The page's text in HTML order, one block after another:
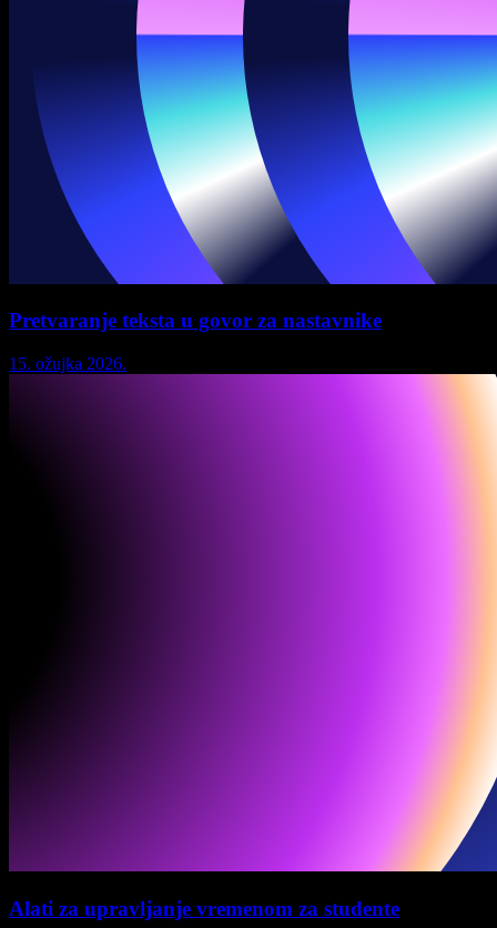
Pretvaranje teksta u govor za nastavnike
15. ožujka 2026.
Alati za upravljanje vremenom za studente